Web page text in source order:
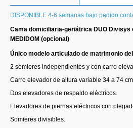
DISPONIBLE 4-6 semanas bajo pedido
Cama domiciliaria-geriátrica DUO Divisys
MEDIDOM (opcional)
Único modelo articulado de matrimonio
2 somieres independientes y con carro
Carro elevador de altura variable 34 a 74 cm
Dos elevadores de respaldo eléctricos.
Elevadores de piernas eléctricos con
Somieres divisibles.